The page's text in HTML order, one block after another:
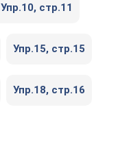
Упр.10, cтр.11
Упр.15, cтр.15
Упр.18, cтр.16